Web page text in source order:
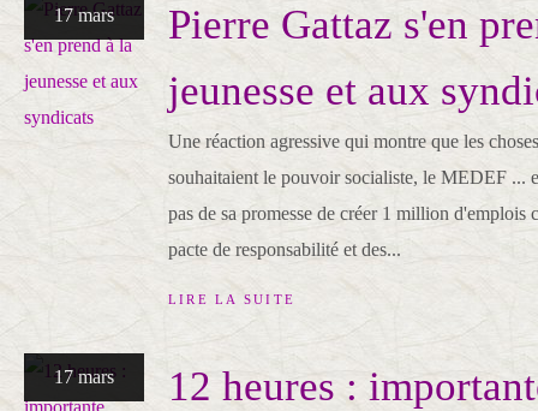
17 mars
Pierre Gattaz s'en
jeunesse et aux
Une réaction agressive qui montre que les
souhaitaient le pouvoir socialiste, le MEDEF ...
pas de sa promesse de créer 1 million d'emplois
pacte de responsabilité et des...
LIRE LA SUITE
17 mars
12 heures :